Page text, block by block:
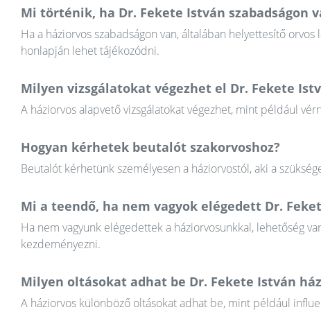
Mi történik, ha Dr. Fekete István szabadságon
Ha a háziorvos szabadságon van, általában helyettesítő
honlapján lehet tájékozódni.
Milyen vizsgálatokat végezhet el Dr. Fekete
A háziorvos alapvető vizsgálatokat végezhet, mint például
Hogyan kérhetek beutalót szakorvoshoz?
Beutalót kérhetünk személyesen a háziorvostól, aki a
Mi a teendő, ha nem vagyok elégedett Dr.
Ha nem vagyunk elégedettek a háziorvosunkkal, lehetőség
kezdeményezni.
Milyen oltásokat adhat be Dr. Fekete István
A háziorvos különböző oltásokat adhat be, mint például